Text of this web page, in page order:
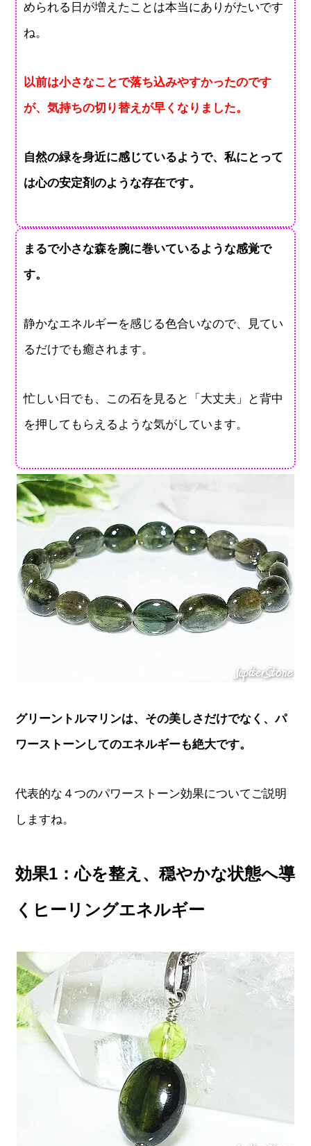
められる日が増えたことは本当にありがたいです
ね。
以前は小さなことで落ち込みやすかったのです
が、気持ちの切り替えが早くなりました。
自然の緑を身近に感じているようで、私にとって
は心の安定剤のような存在です。
まるで小さな森を腕に巻いているような感覚で
す。
静かなエネルギーを感じる色合いなので、見てい
るだけでも癒されます。
忙しい日でも、この石を見ると「大丈夫」と背中
を押してもらえるような気がしています。
グリーントルマリンは、その美しさだけでなく、パ
ワーストーンしてのエネルギーも絶大です。
代表的な４つのパワーストーン効果についてご説明
しますね。
効果1：心を整え、穏やかな状態へ導
くヒーリングエネルギー